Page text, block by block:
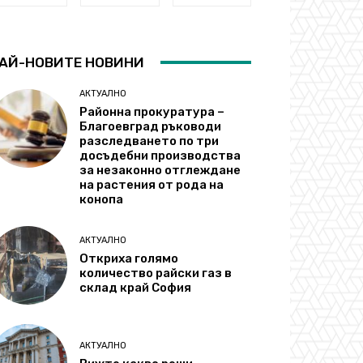
НОВИТЕ НОВИНИ
АКТУАЛНО
Районна прокуратура –
Благоевград ръководи
разследването по три
досъдебни производства
за незаконно отглеждане
на растения от рода на
конопа
АКТУАЛНО
Откриха голямо
количество райски газ в
склад край София
АКТУАЛНО